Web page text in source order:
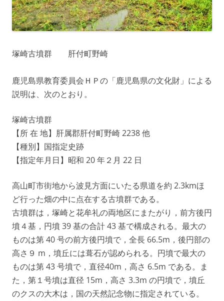
塚崎古墳群 肝付町野崎
鹿児島県教育委員会ＨＰの「鹿児島県の文化財」による
説明は、次のとおり。
塚崎古墳群
【所 在 地】肝属郡肝付町野崎 2238 他
【種別】国指定史跡
【指定年月日】昭和 20 年２月 22 日
高山町市街地から波見方面にいたる県道を約 2.3kmほ
ど行った畑の中に点在する古墳群である。
古墳群は，塚崎と花牟礼の両地区にまたがり，前方後円
墳４基，円墳 39 基の合計 43 基で構成される。最大の
ものは第 40 号の前方後円墳で，全長 66.5m，後円部の
高さ９ m，墳丘には葺石が認められる。円墳で最大の
ものは第 43 号墳で，直径40m，高さ 6.5m である。ま
た，第１号墳は直径 15m，高さ 3.3m の円墳で，墳丘
のクスの大木は，国の天然記念物に指定されている。